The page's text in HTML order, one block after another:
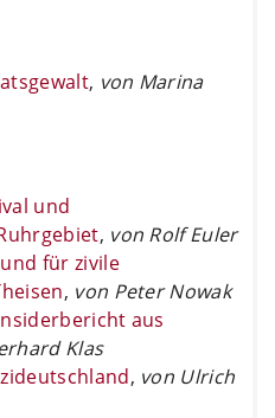
, von Marina
und
, von Rolf Euler
für zivile
, von Peter Nowak
aus
Klas
, von Ulrich